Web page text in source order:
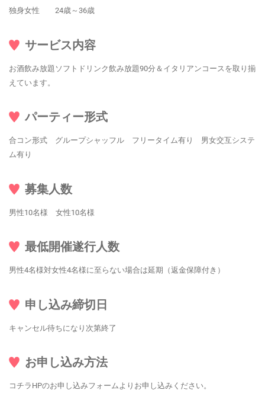
独身女性 24歳～36歳
サービス内容
お酒飲み放題ソフトドリンク飲み放題90分＆イタリアンコースを取り揃
えています。
パーティー形式
合コン形式 グループシャッフル フリータイム有り 男女交互システ
ム有り
募集人数
男性10名様 女性10名様
最低開催遂行人数
男性4名様対女性4名様に至らない場合は延期（返金保障付き）
申し込み締切日
キャンセル待ちになり次第終了
お申し込み方法
コチラHPのお申し込みフォームよりお申し込みください。